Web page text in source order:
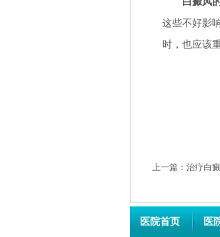
这些不好影
时，也应该
上一篇： 治疗白
医院首页 医